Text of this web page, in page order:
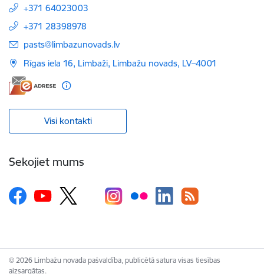
+371 64023003
+371 28398978
E-pasts:
pasts@limbazunovads.lv
Rīgas iela 16, Limbaži, Limbažu novads, LV–4001
Visi kontakti
Sekojiet mums
© 2026 Limbažu novada pašvaldība, publicētā satura visas tiesības
aizsargātas.